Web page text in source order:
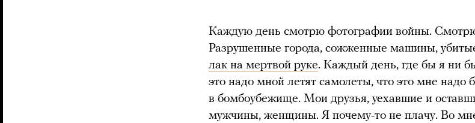
Каждую день смотрю фотографии войны.
Разрушенные города, сожженные машины,
лак на мертвой руке. Каждый день, где бы я ни
это надо мной летят самолеты, что это мне надо
в бомбоубежище. Мои друзья, уехавшие и
мужчины, женщины. Я почему-то не плачу. Во мне